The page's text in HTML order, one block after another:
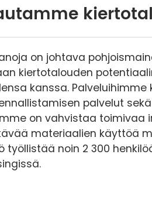
on johtava
kiertotalouden
kanssa.
palvelut
on vahvistaa toimivaa
materiaalien käyttöä
työllistää noin 2 300